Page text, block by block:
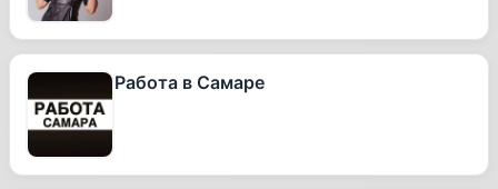
Работа в Самаре